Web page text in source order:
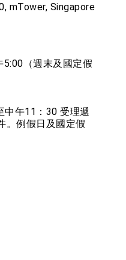
mTower, Singapore
（週末及國定假
中午11：30 受理遞
。例假日及國定假